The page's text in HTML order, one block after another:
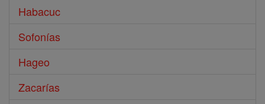
Habacuc
Sofonías
Hageo
Zacarías